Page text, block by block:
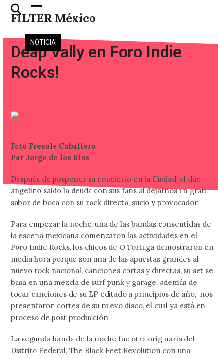
Skip
FILTER México
Open
mobile
menu
Close
mobile
menu
NOTICIA
Deap Vally en Foro Indie
Rocks!
Foto Fresale Caballero
Por Jorge de los Ríos
Después de posponer su concierto en la Ciudad, el dúo
angelino saldo la deuda con sus fans al dejarnos un gran
sabor de boca con su rock directo, sucio y provocador.
Para empezar la noche, una de las bandas consentidas de
la escena mexicana comenzaron las actividades en el
Foro Indie Rocks, los chicos de O Tortuga demostraron en
media hora porque son una de las apuestas grandes al
nuevo rock nacional, canciones cortas y directas, su set se
basa en una mezcla de surf punk y garage, además de
tocar canciones de su EP editado a principios de año, nos
presentaron cortes de su nuevo disco, el cual ya está en
proceso de post producción.
La segunda banda de la noche fue otra originaria del
Distrito Federal, The Black Feet Revolution con una